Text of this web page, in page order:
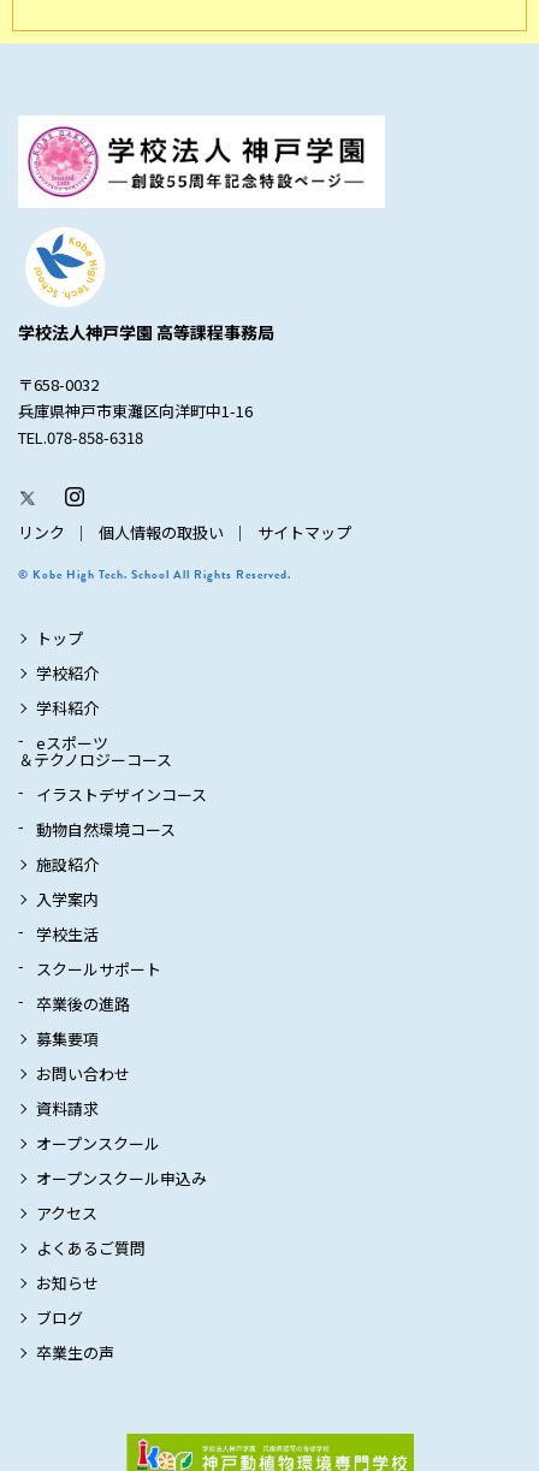
学校法人神戸学園 高等課程事務局
〒658-0032
兵庫県神戸市東灘区向洋町中1-16
TEL.078-858-6318
リンク 個人情報の取扱い サイトマップ
© Kobe High Tech. School All Rights Reserved.
トップ
学校紹介
学科紹介
eスポーツ
＆テクノロジーコース
イラストデザインコース
動物自然環境コース
施設紹介
入学案内
学校生活
スクールサポート
卒業後の進路
募集要項
お問い合わせ
資料請求
オープンスクール
オープンスクール申込み
アクセス
よくあるご質問
お知らせ
ブログ
卒業生の声